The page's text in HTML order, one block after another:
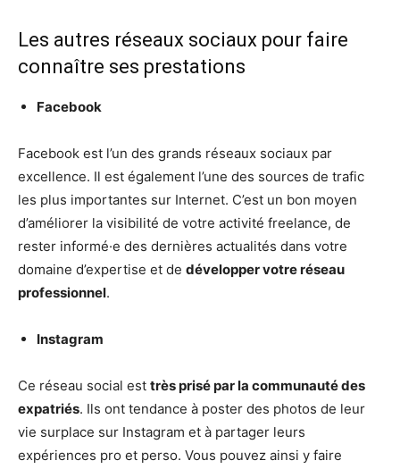
Les autres réseaux sociaux pour faire
connaître ses prestations
Facebook
Facebook est l’un des grands réseaux sociaux par
excellence. Il est également l’une des sources de trafic
les plus importantes sur Internet. C’est un bon moyen
d’améliorer la visibilité de votre activité freelance, de
rester informé·e des dernières actualités dans votre
domaine d’expertise et de développer votre réseau
professionnel.
Instagram
Ce réseau social est très prisé par la communauté des
expatriés. Ils ont tendance à poster des photos de leur
vie surplace sur Instagram et à partager leurs
expériences pro et perso. Vous pouvez ainsi y faire